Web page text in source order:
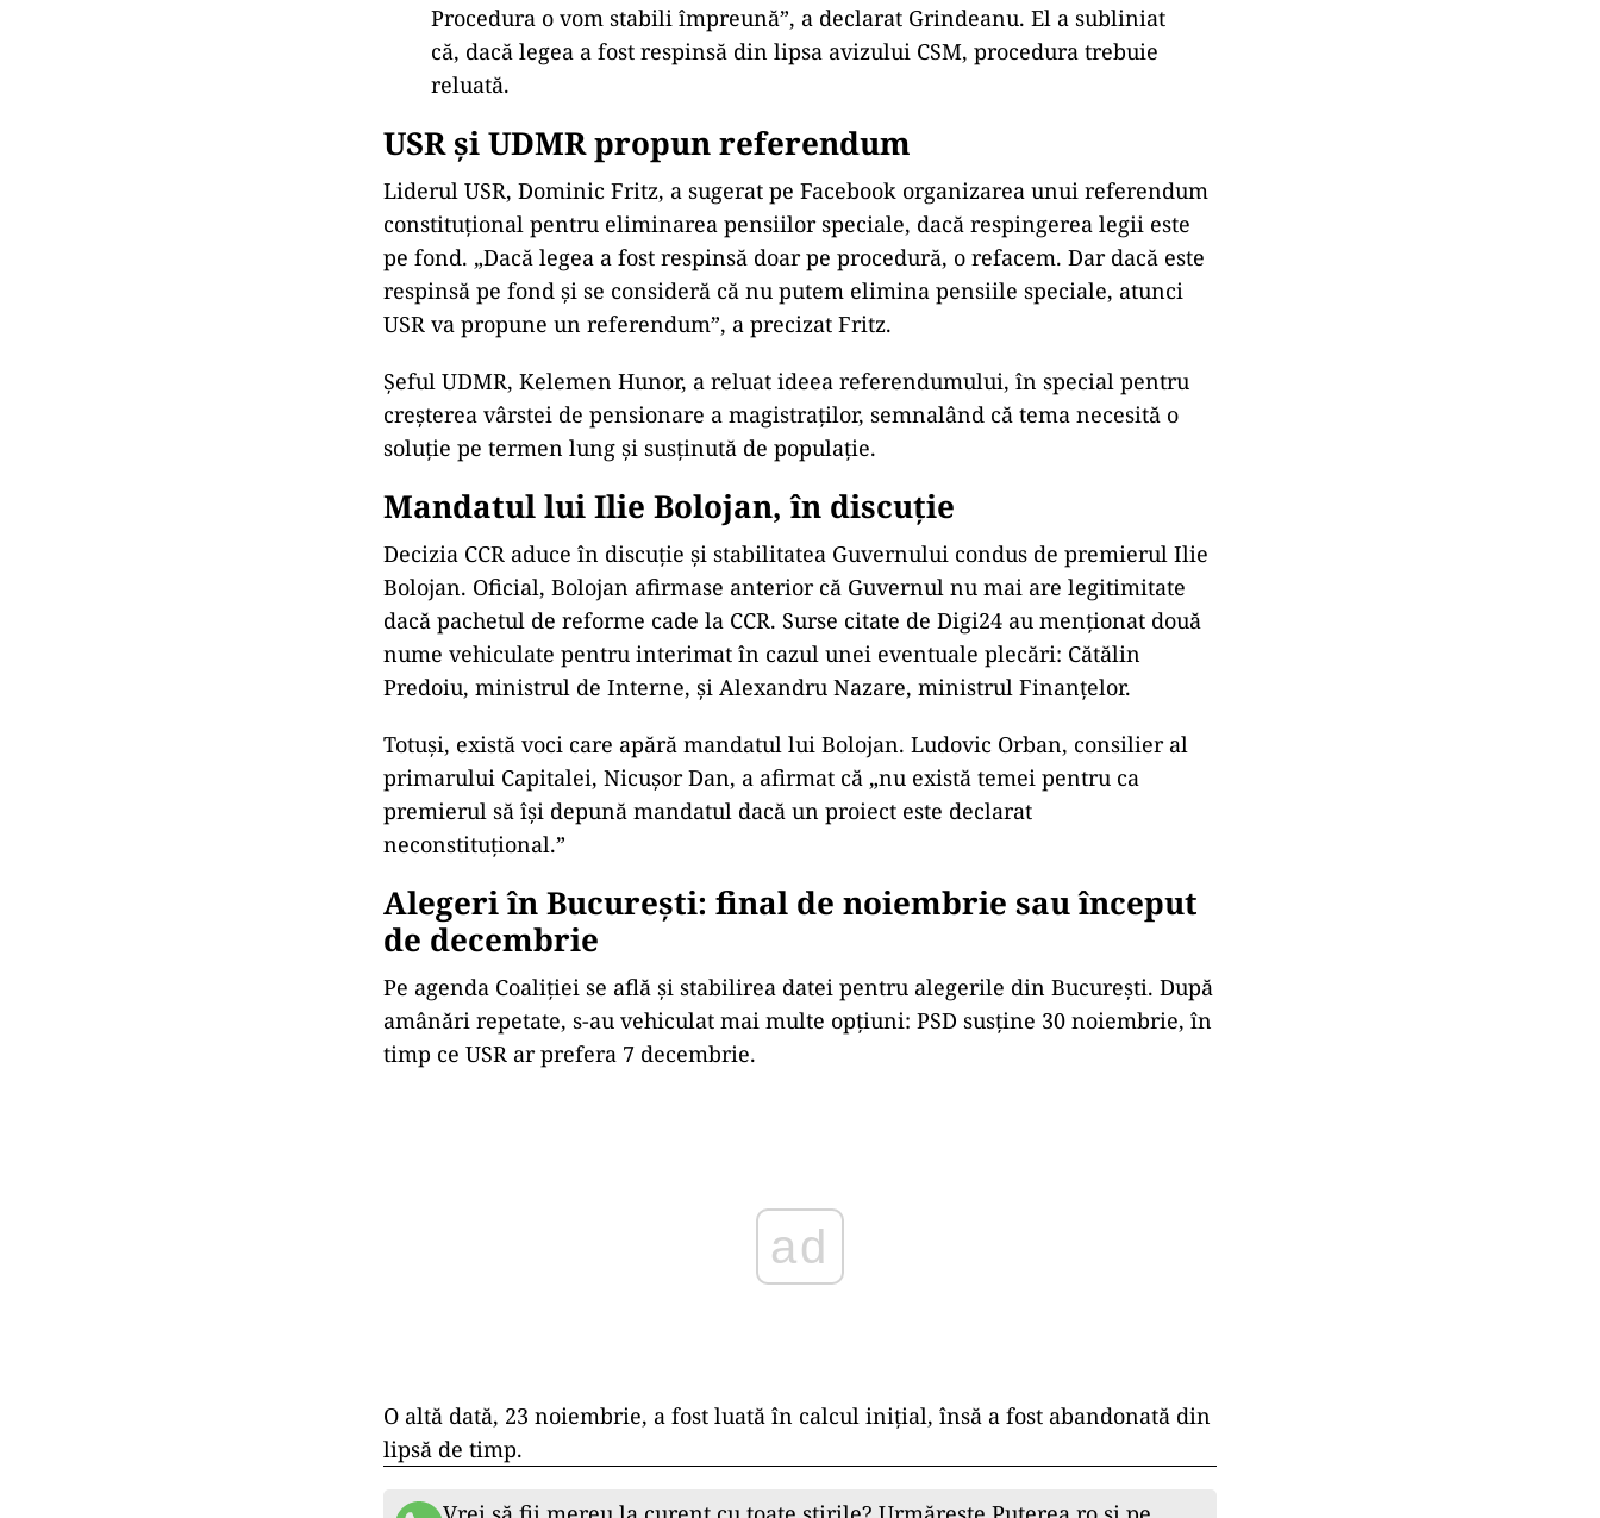
Procedura o vom stabili împreună”, a declarat Grindeanu. El a subliniat
că, dacă legea a fost respinsă din lipsa avizului CSM, procedura trebuie
reluată.
USR și UDMR propun referendum
Liderul USR, Dominic Fritz, a sugerat pe Facebook organizarea unui referendum
constituțional pentru eliminarea pensiilor speciale, dacă respingerea legii este
pe fond. „Dacă legea a fost respinsă doar pe procedură, o refacem. Dar dacă este
respinsă pe fond și se consideră că nu putem elimina pensiile speciale, atunci
USR va propune un referendum”, a precizat Fritz.
Șeful UDMR, Kelemen Hunor, a reluat ideea referendumului, în special pentru
creșterea vârstei de pensionare a magistraților, semnalând că tema necesită o
soluție pe termen lung și susținută de populație.
Mandatul lui Ilie Bolojan,în discuție
Decizia CCR aduce în discuție și stabilitatea Guvernului condus de premierul Ilie
Bolojan. Oficial, Bolojan afirmase anterior că Guvernul nu mai are legitimitate
dacă pachetul de reforme cade la CCR. Surse citate de Digi24 au menționat două
nume vehiculate pentru interimat în cazul unei eventuale plecări: Cătălin
Predoiu, ministrul de Interne, și Alexandru Nazare, ministrul Finanțelor.
Totuși, există voci care apără mandatul lui Bolojan. Ludovic Orban, consilier al
primarului Capitalei, Nicușor Dan, a afirmat că „nu există temei pentru ca
premierul să își depună mandatul dacă un proiect este declarat
neconstituțional.”
Alegeriîn București: final de noiembrie sauînceput
de decembrie
Pe agenda Coaliției se află și stabilirea datei pentru alegerile din București. După
amânări repetate, s-au vehiculat mai multe opțiuni: PSD susține 30 noiembrie, în
timp ce USR ar prefera 7 decembrie.
ad
O altă dată, 23 noiembrie, a fost luată în calcul inițial, însă a fost abandonată din
lipsă de timp.